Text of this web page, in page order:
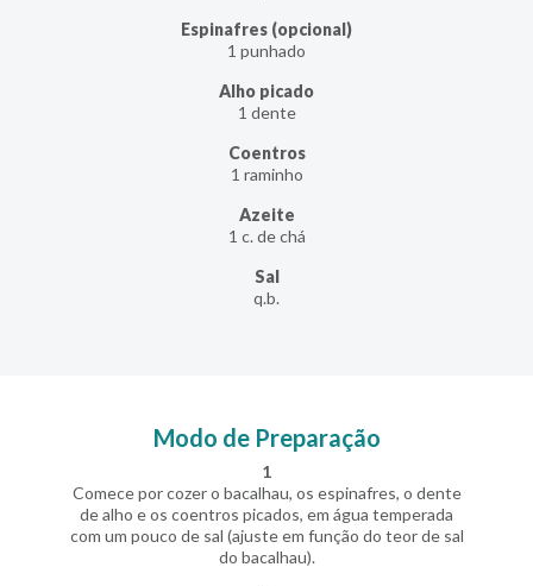
Espinafres (opcional)
1 punhado
Alho picado
1 dente
Coentros
1 raminho
Azeite
1 c. de chá
Sal
q.b.
Modo de Preparação
1
Comece por cozer o bacalhau, os espinafres, o dente
de alho e os coentros picados, em água temperada
com um pouco de sal (ajuste em função do teor de sal
do bacalhau).